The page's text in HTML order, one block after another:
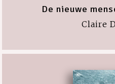
De nieuwe
Claire